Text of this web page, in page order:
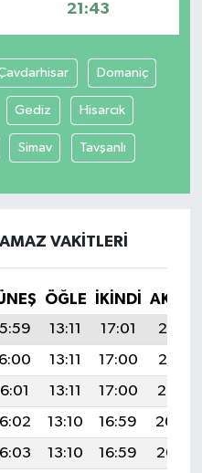
21:43
Domaniç
Gediz Hisarcık
Simav Tavşanlı
VAKITLERI
ÖĞLE İKINDI
13:11 17:01
20:13
13:11 17:00
20:12
13:11 17:00
20:10
13:10 16:59
20:09
13:10 16:59
20:08